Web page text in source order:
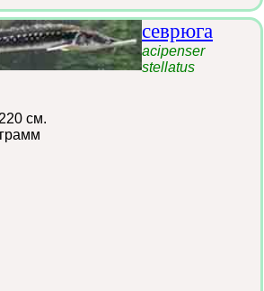
севрюга
acipenser
stellatus
см.